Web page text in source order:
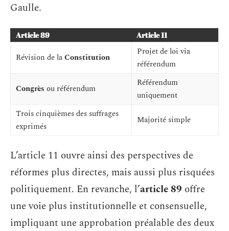
Gaulle.
Article 89 Article 11
Révision de laConstitution
Projet de loi via
référendum
Congrès ou référendum
Référendum
uniquement
Trois cinquièmes des suffrages
exprimés
Majorité simple
L’article 11 ouvre ainsi des perspectives de
réformes plus directes, mais aussi plus risquées
politiquement. En revanche, l’article 89 offre
une voie plus institutionnelle et consensuelle,
impliquant une approbation préalable des deux